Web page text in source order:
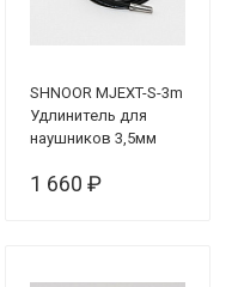
SHNOOR MJEXT-S-3m
Удлинитель для
наушников 3,5мм
(стерео), 3м
1 660 ₽